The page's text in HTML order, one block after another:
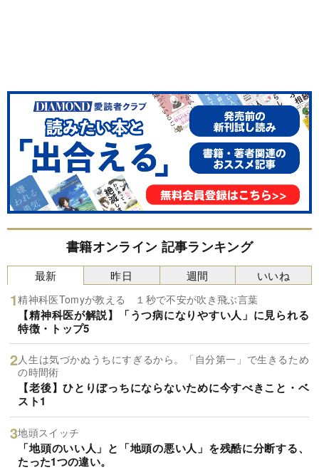
書籍オンライン 記事ランキング
最新
精神科医Tomyが教える １秒で不安が吹き飛ぶ言葉
【精神科医が解説】「うつ病になりやすい人」に見られる
特徴・トップ5
人生は気づかぬうちにすぎるから。「自分第一」で生きるため
の時間術
【老後】ひとりぼっちにならないために今すべきこと・ベ
スト1
地頭スイッチ
「地頭のいい人」と「地頭の悪い人」を残酷に分断する、
たった1つの違い。
昨日 週間 いいね